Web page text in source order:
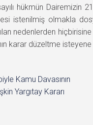
hükmün Dairemizin
istenilmiş olmakla
nedenlerden
karar düzeltme
Kamu Davasının
Yargıtay Kararı